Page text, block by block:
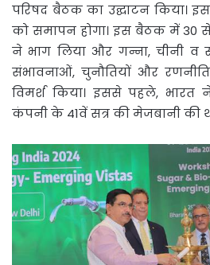
परिषद बैठक का उद्घाटन किया।
को समापन होगा। इस बैठक में 30
ने भाग लिया और गन्ना, चीनी व
संभावनाओं, चुनौतियों और
विमर्श किया। इससे पहले, भारत
कंपनी के 41वें सत्र की मेजबानी की